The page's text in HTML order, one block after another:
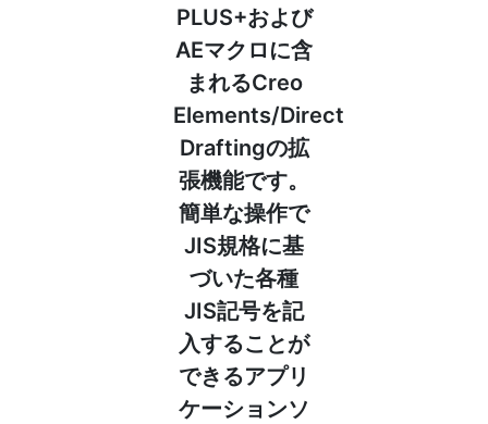
PLUS+および
AEマクロに含
まれるCreo
Elements/Direct
Draftingの拡
張機能です。
簡単な操作で
JIS規格に基
づいた各種
JIS記号を記
入することが
できるアプリ
ケーションソ